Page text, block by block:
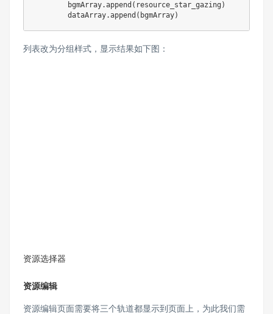
        bgmArray.append(resource_star_gazing)
列表改为分组样式，显示结果如下图：
资源选择器
资源编辑
资源编辑页面需要将三个轨道都显示到页面上，为此我们需